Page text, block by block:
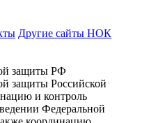
Другие сайты НОК
защиты РФ
защиты Российской
и контроль
Федеральной